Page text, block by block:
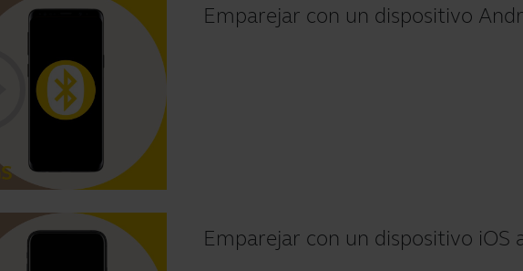
Emparejar con un dispositivo
Emparejar con un dispositivo iOS